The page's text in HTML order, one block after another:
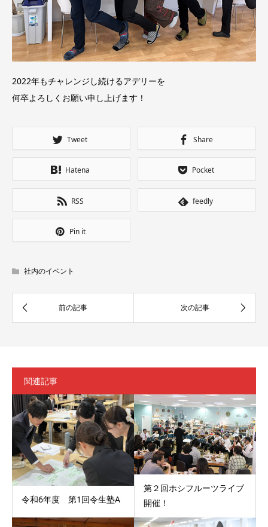
2022年もチャレンジし続けるアデリーを
何卒よろしくお願い申し上げます！
Tweet Share
Hatena Pocket
RSS feedly
Pin it
社内のイベント
関連記事
令和6年度 第1回令生塾A
第２回ホシフルーツライブ
開催！